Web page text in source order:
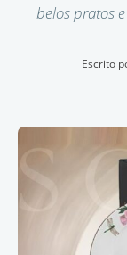
belos pratos
Escrito